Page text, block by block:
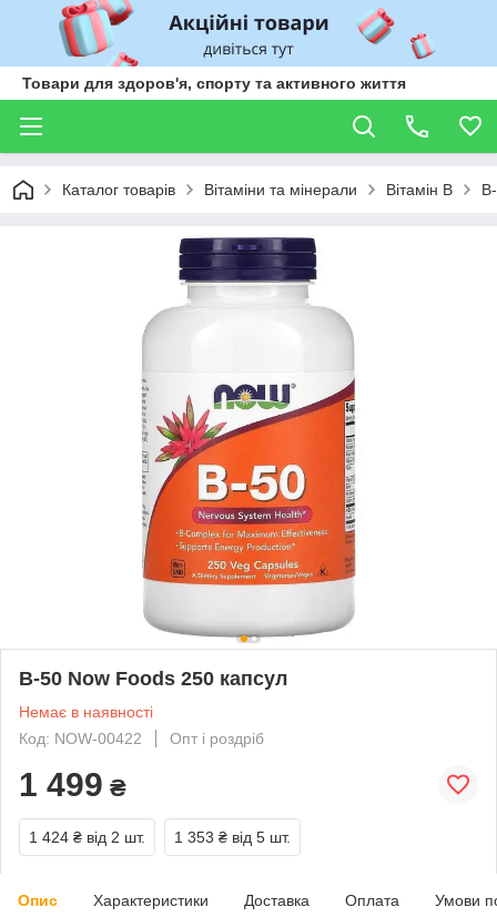
Товари для здоров'я, спорту та активного життя
Каталог товарів Вітаміни та мінерали Вітамін В
B-50 Now Foods 250 капсул
Немає в наявності
Код: NOW-00422
Опт і роздріб
1 499 ₴
1 424 ₴ від 2 шт. 1 353 ₴ від 5 шт.
Опис Характеристики Доставка Оплата Умови